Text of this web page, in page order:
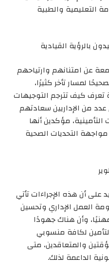
التعليمية والطبية
بالرؤية القيادية
عن امتنانهم وارتياحهم
لمسار تأخر كثيرًا،
تعرف كيف تترجم التوجيهات
من الإداريين سعادتهم
مؤكدين أنها
التحديات الصحية
على أن هذه الإجراءات تأتي
العمل الإداري وتحسين
وأن هناك جهودًا
لكافة منسوبي
والمتعاقدين، متى
الداعمة لذلك.